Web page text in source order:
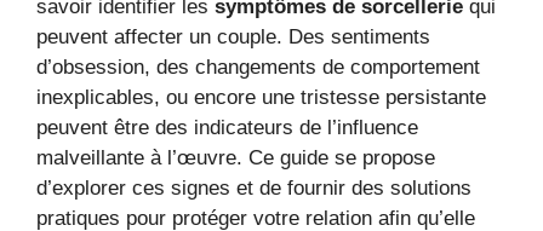
savoir identifier les symptômes de sorcellerie qui
peuvent affecter un couple. Des sentiments
d’obsession, des changements de comportement
inexplicables, ou encore une tristesse persistante
peuvent être des indicateurs de l’influence
malveillante à l’œuvre. Ce guide se propose
d’explorer ces signes et de fournir des solutions
pratiques pour protéger votre relation afin qu’elle